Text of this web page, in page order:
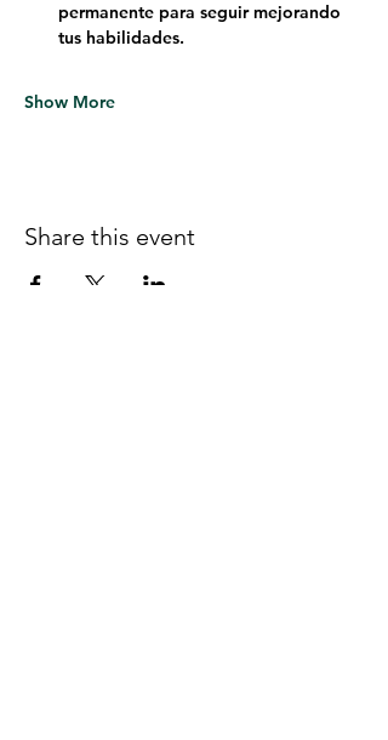
permanente para seguir mejorando
tus habilidades.
Show More
Share this event